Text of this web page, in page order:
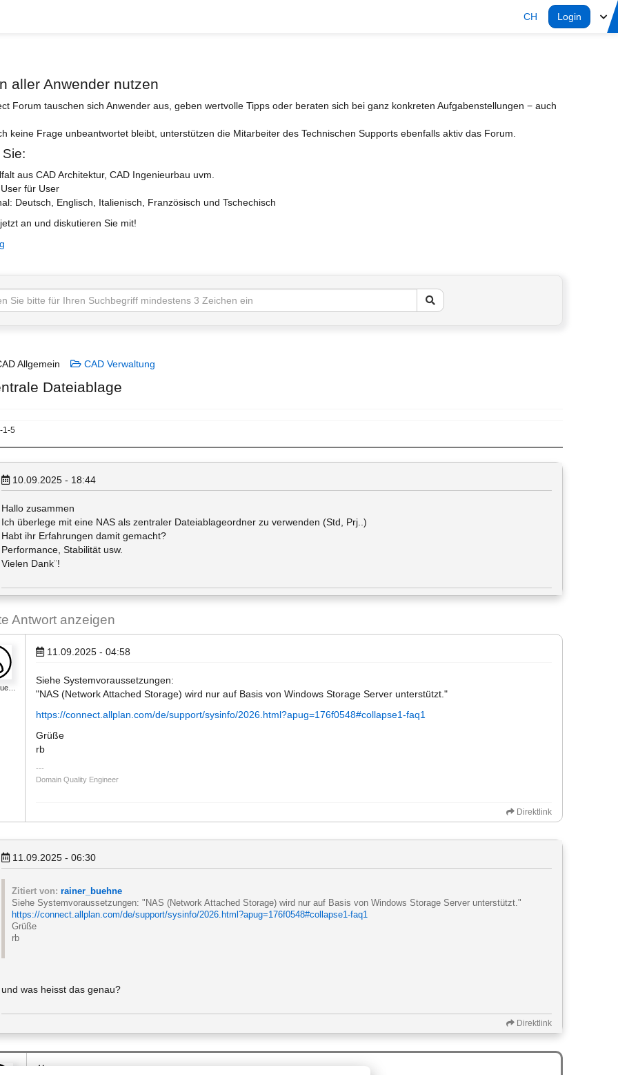
CH Login
aller Anwender nutzen
Forum tauschen sich Anwender aus, geben wertvolle Tipps oder beraten sich bei ganz konkreten Aufgabenstellungen − auch
keine Frage unbeantwortet bleibt, unterstützen die Mitarbeiter des Technischen Supports ebenfalls aktiv das Forum.
aus CAD Architektur, CAD Ingenieurbau uvm.
für User
Deutsch, Englisch, Italienisch, Französisch und Tschechisch
an und diskutieren Sie mit!
Allgemein CAD Verwaltung
Dateiablage
1-5
10.09.2025 - 18:44
Hallo zusammen
Ich überlege mit eine NAS als zentraler Dateiablageordner zu verwenden (Std, Prj..)
Habt ihr Erfahrungen damit gemacht?
Performance, Stabilität usw.
Vielen Dank¨!
Antwort anzeigen
11.09.2025 - 04:58
Siehe Systemvoraussetzungen:
"NAS (Network Attached Storage) wird nur auf Basis von Windows Storage Server unterstützt."
https://connect.allplan.com/de/support/sysinfo/2026.html?apug=176f0548#collapse1-faq1
Grüße
rb
Domain Quality Engineer
Direktlink
11.09.2025 - 06:30
Zitiert von: rainer_buehne
Siehe Systemvoraussetzungen: "NAS (Network Attached Storage) wird nur auf Basis von Windows Storage Server unterstützt."
https://connect.allplan.com/de/support/sysinfo/2026.html?apug=176f0548#collapse1-faq1
Grüße
rb
und was heisst das genau?
Direktlink